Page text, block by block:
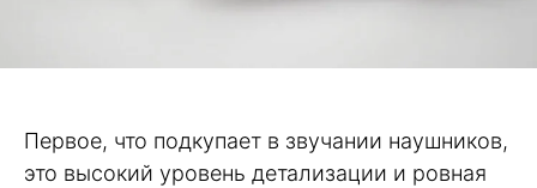
Первое, что подкупает в звучании наушников,
это высокий уровень детализации и ровная